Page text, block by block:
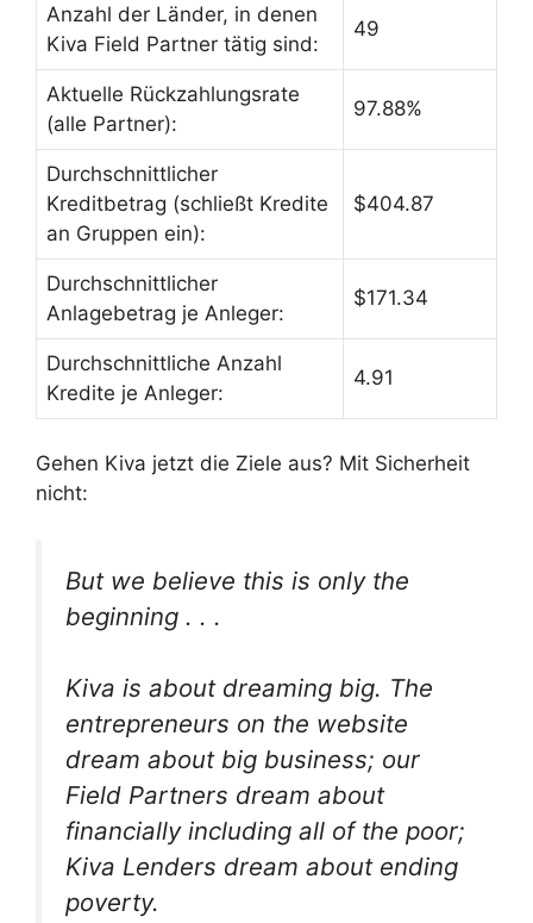
Anzahl der Länder, in denen
Kiva Field Partner tätig sind:
49
Aktuelle Rückzahlungsrate
(alle Partner):
97.88%
Durchschnittlicher
Kreditbetrag (schließt Kredite
an Gruppen ein):
$404.87
Durchschnittlicher
Anlagebetrag je Anleger:
$171.34
Durchschnittliche Anzahl
Kredite je Anleger:
4.91
Gehen Kiva jetzt die Ziele aus? Mit Sicherheit
nicht:
But we believe this is only the
beginning . . .
Kiva is about dreaming big. The
entrepreneurs on the website
dream about big business; our
Field Partners dream about
financially including all of the poor;
Kiva Lenders dream about ending
poverty.